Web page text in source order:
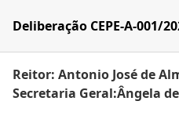
Deliberação CEPE-A-001/
Reitor: Antonio José de
Secretaria Geral:Ângela